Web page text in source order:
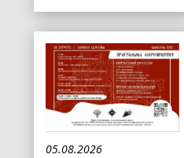
05.08.2026